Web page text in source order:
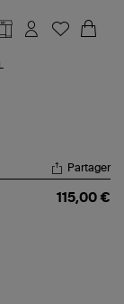
Partager
115,00 €